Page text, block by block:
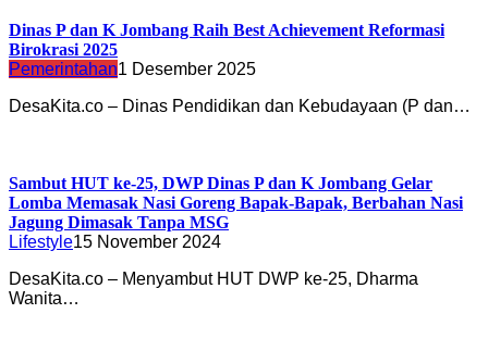
Dinas P dan K Jombang Raih Best Achievement Reformasi
Birokrasi 2025
Pemerintahan1 Desember 2025
DesaKita.co – Dinas Pendidikan dan Kebudayaan (P dan…
Sambut HUT ke-25, DWP Dinas P dan K Jombang Gelar
Lomba Memasak Nasi Goreng Bapak-Bapak, Berbahan Nasi
Jagung Dimasak Tanpa MSG
Lifestyle15 November 2024
DesaKita.co – Menyambut HUT DWP ke-25, Dharma
Wanita…